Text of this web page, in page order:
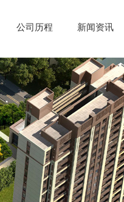
公司历程 新闻资讯